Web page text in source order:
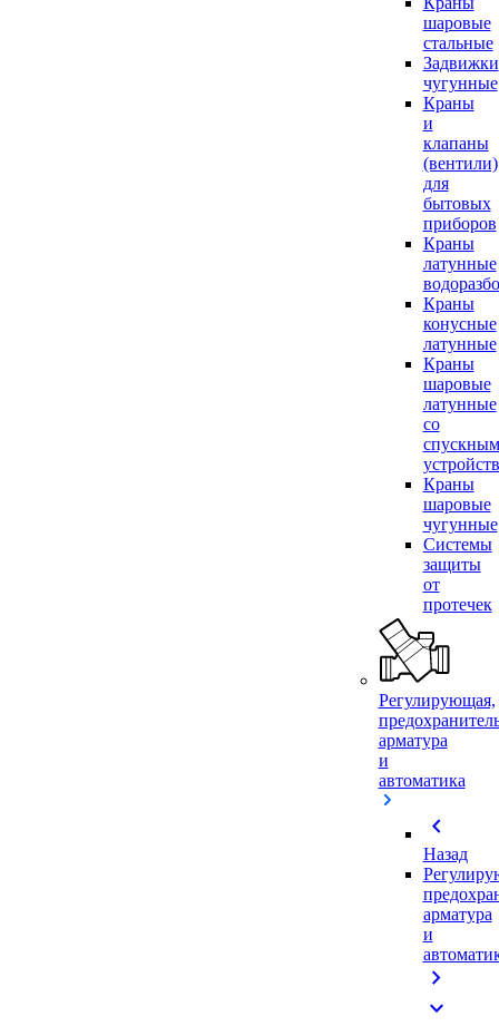
шаровые
стальные
Задвижки
чугунные
Краны
и
клапаны
(вентили)
для
бытовых
приборов
Краны
латунные
Краны
конусные
латунные
Краны
шаровые
латунные
со
спускным
Краны
шаровые
чугунные
Системы
защиты
от
протечек
Регулирующая,
арматура
и
автоматика
chevron_left
Назад
арматура
и
chevron_right
expand_more